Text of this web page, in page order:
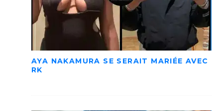
AYA NAKAMURA SE SERAIT MARIÉE AVEC
RK